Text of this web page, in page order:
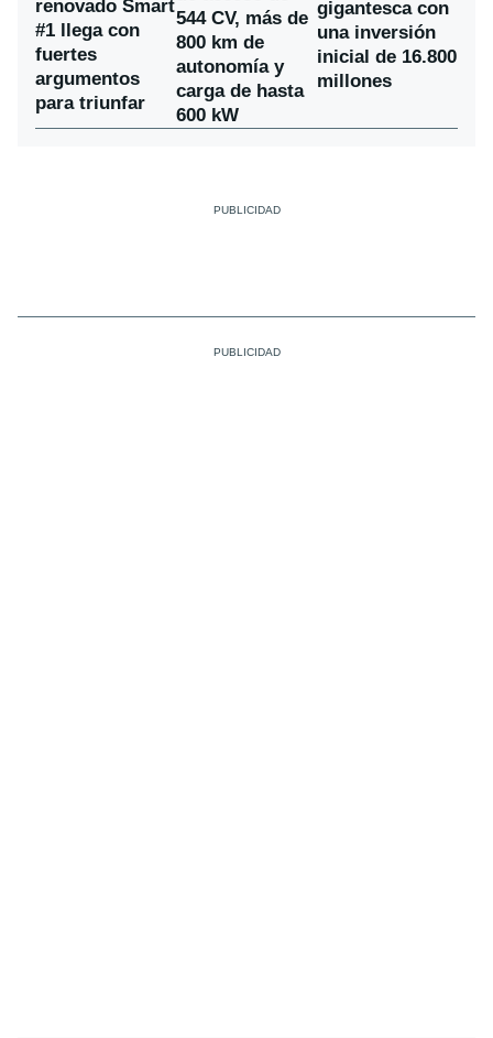
renovado Smart
#1 llega con
fuertes
argumentos
para triunfar
544 CV, más de
800 km de
autonomía y
carga de hasta
600 kW
gigantesca con
una inversión
inicial de 16.800
millones